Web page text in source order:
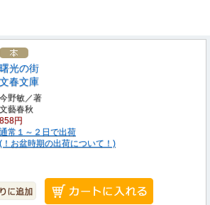
曙光の街
文春文庫
今野敏／著
文藝春秋
858円
通常１～２日で出荷
(！お盆時期の出荷について！)